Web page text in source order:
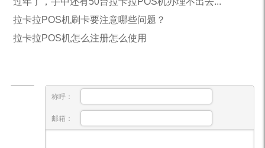
拉卡拉POS机刷卡要注意哪些问题？
拉卡拉POS机怎么注册怎么使用
称呼：
邮箱：